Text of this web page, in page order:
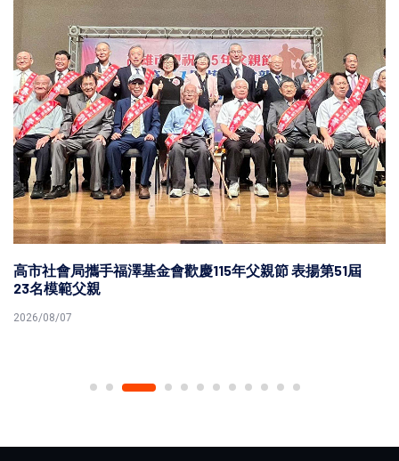
高市社會局攜手福澤基金會歡慶115年父親節 表揚第51屆
23名模範父親
2026/08/07